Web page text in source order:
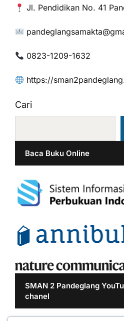
Jl. Pendidikan No. 41
0823-1209-1632
https://
Cari
Baca Buku Online
SMAN 2 Pandeglang
chanel